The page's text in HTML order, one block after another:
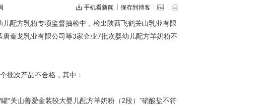
手机看新闻 保存到博客
方乳粉专项监督抽检中，检出陕西飞鹤关山乳业有限
秦龙乳业有限公司等3家企业7批次婴幼儿配方羊奶粉不
次产品不合格，其中：
关山善爱金装较大婴儿配方羊奶粉（2段）”硝酸盐不符